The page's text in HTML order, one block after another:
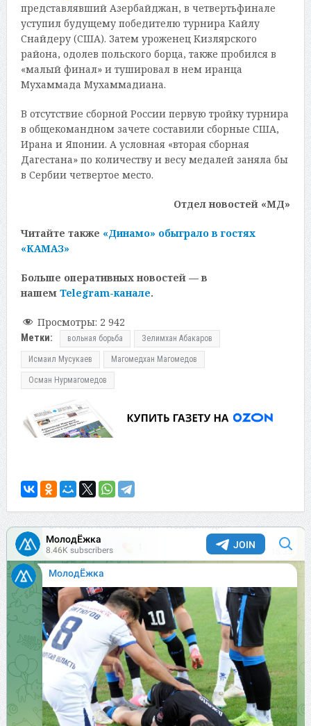
представлявший Азербайджан, в четвертьфинале
уступил будущему победителю турнира Кайлу
Снайдеру (США). Затем уроженец Кизлярского
района, одолев польского борца, также пробился в
«малый финал» и тушировал в нем иранца
Мухаммада Мухаммадиана.
В отсутствие сборной России первую тройку турнира
в общекомандном зачете составили сборные США,
Ирана и Японии. А условная «вторая сборная
Дагестана» по количеству и весу медалей заняла бы
в Сербии четвертое место.
Отдел новостей «МД»
Читайте также «Динамо» обыграло в гостях
«КАМАЗ»
Больше оперативных новостей — в
нашем Telegram-канале.
Просмотры: 2 942
Метки: вольная борьба Зелимхан Абакаров
Исмаил Мусукаев Магомедхан Магомедов
Осман Нурмагомедов